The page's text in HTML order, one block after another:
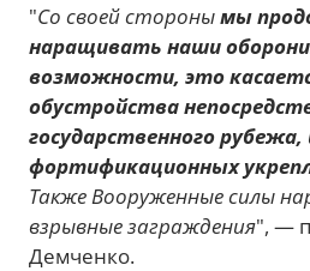
"Со своей сторонымы
наращивать наши
возможности, это
обустройства
государственного
фортификационных
Также Вооруженные силы
взрывные заграждения", —
Демченко.